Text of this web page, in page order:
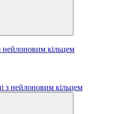
нейлоновим кільцем